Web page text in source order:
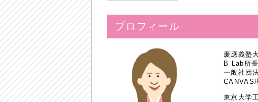
プロフィール
慶應義塾
B Lab所長
一般社団
CANVAS
東京大学